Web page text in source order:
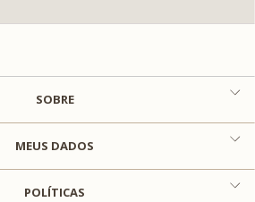
SOBRE
MEUS DADOS
POLÍTICAS